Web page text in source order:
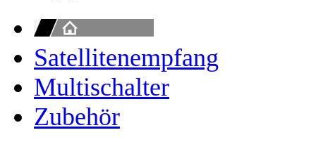
Satellitenempfang
Multischalter
Zubehör